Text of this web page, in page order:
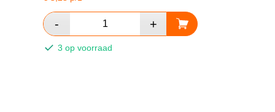
3 op voorraad